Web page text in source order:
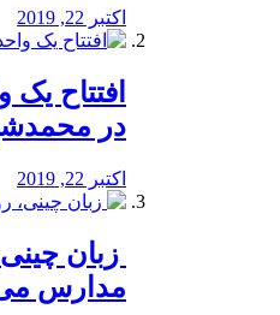
اکتبر 22, 2019
افتتاح
در
اکتبر 22, 2019
زبان
مدارس